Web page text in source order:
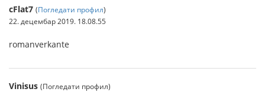
cFlat7 (Погледати профил)
22. децембар 2019. 18.08.55
romanverkante
Vinisus (Погледати профил)